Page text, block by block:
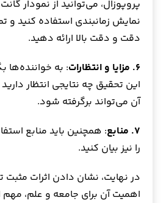
پروپوزال، می‌توانید از نمودار
نمایش زمانبندی استفاده کنید و
دقت و دقت بالا ارائه دهید.
۶. مزایا و انتظارات
: به خواننده‌ها
این تحقیق چه نتایجی انتظار
آن می‌تواند برگرفته شود.
۷. منابع
: همچنین باید منابع
را نیز بیان کنید.
در نهایت، نشان دادن اثرات
اهمیت آن برای جامعه و علم،